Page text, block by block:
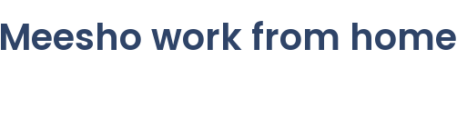
Meesho work from home